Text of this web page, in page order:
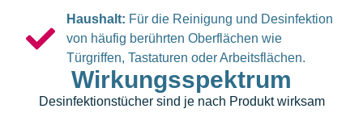
Haushalt: Für die Reinigung und Desinfektion
von häufig berührten Oberflächen wie
Türgriffen, Tastaturen oder Arbeitsflächen.
Wirkungsspektrum
Desinfektionstücher sind je nach Produkt wirksam